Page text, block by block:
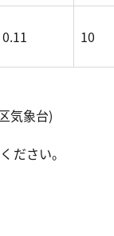
0.11 10
気象台)
ださい。